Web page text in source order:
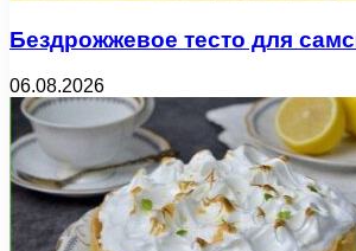
Бездрожжевое тесто для
06.08.2026